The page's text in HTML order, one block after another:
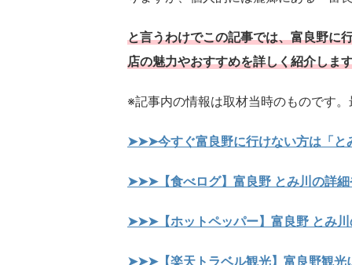
と言うわけでこの記事では、富良野に
店の魅力やおすすめを詳しく紹介しま
※記事内の情報は取材当時のものです
➤➤➤今すぐ富良野に行けない方は「と
➤➤➤【食べログ】富良野 とみ川の詳細
➤➤➤【ホットペッパー】富良野 とみ
➤➤➤【楽天トラベル観光】富良野観光